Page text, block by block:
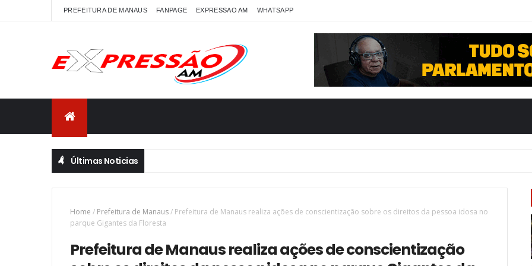
PREFEITURA DE MANAUS FANPAGE EXPRESSAO AM WHATSAPP
Últimas Noticias
Home / Prefeitura de Manaus/ Prefeitura de Manaus realiza ações de conscientização sobre os direitos da pessoa idosa no
parque Gigantes da Floresta
Prefeitura de Manaus realiza ações de conscientização